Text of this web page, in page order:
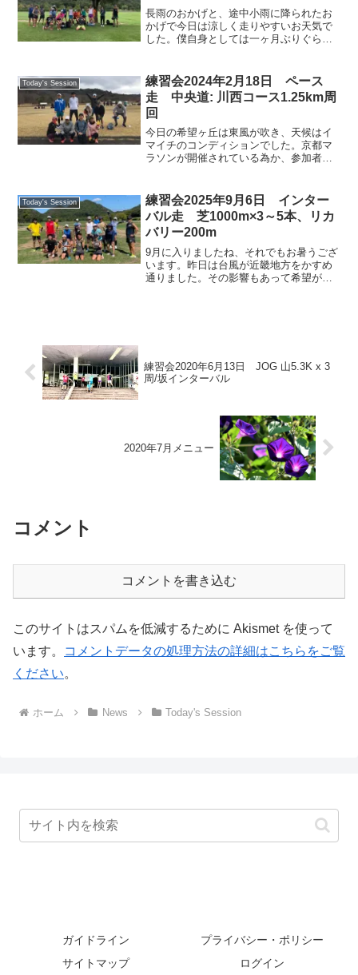
長雨のおかげと、途中小雨に降られたお
かげで今日は涼しく走りやすいお天気で
した。僕自身としては一ヶ月ぶりぐらい
いただきました。皆様今後ともよろしく
おねがいします。今日のオ...
Today's Session
練習会2024年2月18日 ペース
走 中央道: 川西コース1.25km周
回
今日の希望ヶ丘は東風が吹き、天候はイ
マイチのコンディションでした。京都マ
ラソンが開催されている為か、参加者は
Today's Session
練習会2025年9月6日 インター
バル走 芝1000m×3～5本、リカ
バリー200m
9月に入りましたね、それでもお暑うござ
います。昨日は台風が近畿地方をかすめ
通りました。その影響もあって希望が丘
練習会2020年6月13日 JOG 山5.3K x 3
周/坂インターバル
2020年7月メニュー
コメント
コメントを書き込む
このサイトはスパムを低減するために Akismet を使って
います。
コメントデータの処理方法の詳細はこちらをご覧
ください。
ホーム News Today's Session
ガイドライン
プライバシー・ポリシー
サイトマップ
ログイン